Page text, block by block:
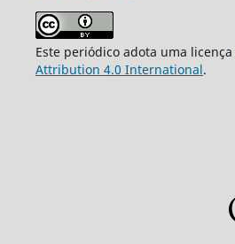
Este periódico adota uma licença
Attribution 4.0 International.